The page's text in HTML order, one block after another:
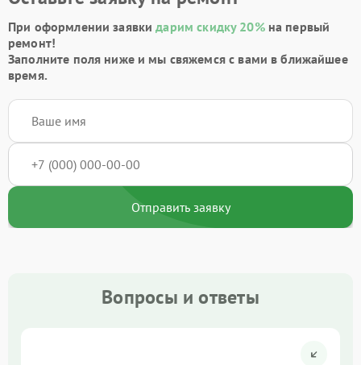
При оформлении заявкидарим скидку 20%на первый
ремонт!
Заполните поля ниже и мы свяжемся с вами в ближайшее
время.
Отправить заявку
Вопросы и ответы